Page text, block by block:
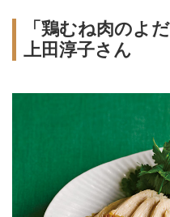
「鶏むね肉のよ
上田淳子さん